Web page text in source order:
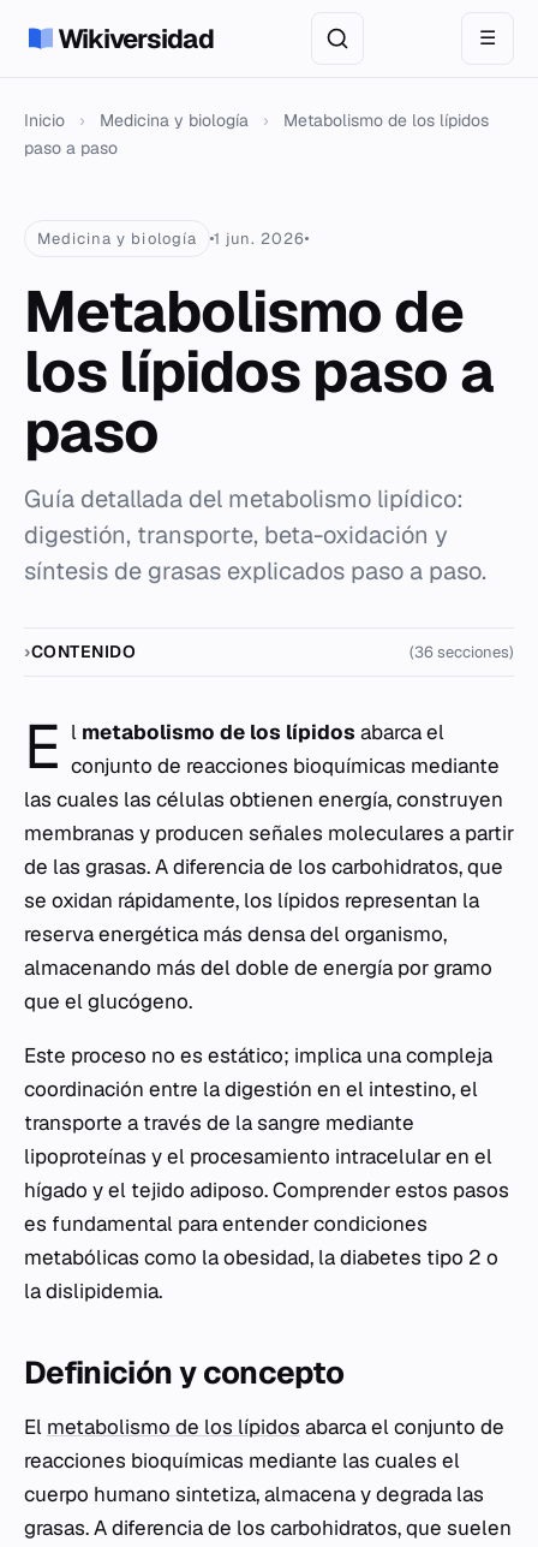
Wikiversidad ☰
Inicio › Medicina y biología ›
Metabolismo de los lípidos
paso a paso
Medicina y biología 1 jun. 2026
Metabolismo de
los lípidos paso a
paso
Guía detallada del metabolismo lipídico:
digestión, transporte, beta-oxidación y
síntesis de grasas explicados paso a paso.
CONTENIDO (36 secciones)
E l metabolismo de los lípidos abarca el
conjunto de reacciones bioquímicas mediante
las cuales las células obtienen energía, construyen
membranas y producen señales moleculares a partir
de las grasas. A diferencia de los carbohidratos, que
se oxidan rápidamente, los lípidos representan la
reserva energética más densa del organismo,
almacenando más del doble de energía por gramo
que el glucógeno.
Este proceso no es estático; implica una compleja
coordinación entre la digestión en el intestino, el
transporte a través de la sangre mediante
lipoproteínas y el procesamiento intracelular en el
hígado y el tejido adiposo. Comprender estos pasos
es fundamental para entender condiciones
metabólicas como la obesidad, la diabetes tipo 2 o
la dislipidemia.
Definición y concepto
El metabolismo de los lípidos abarca el conjunto de
reacciones bioquímicas mediante las cuales el
cuerpo humano sintetiza, almacena y degrada las
grasas. A diferencia de los carbohidratos, que suelen